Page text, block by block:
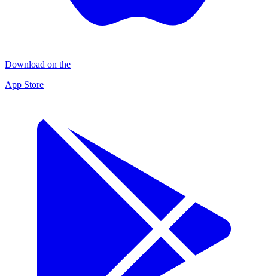
Download on the
App Store